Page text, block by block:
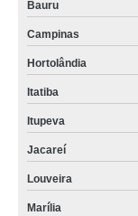
Bauru
Campinas
Hortolândia
Itatiba
Itupeva
Jacareí
Louveira
Marília